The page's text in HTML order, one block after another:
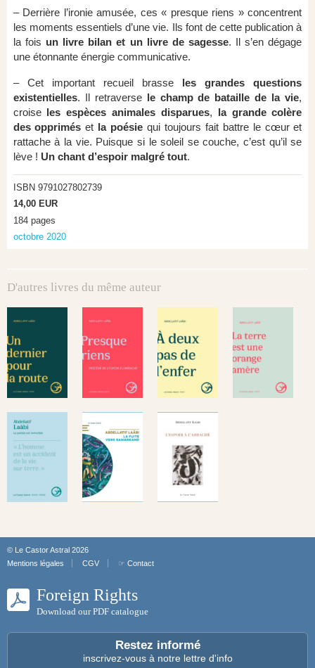
– Derrière l’ironie amusée, ces « presque riens » concentrent
les moments essentiels d’une vie. Ils font de cette publication à
la fois un livre bilan et un livre de sagesse. Il s’en dégage
une étonnante énergie communicative.
– Cet important recueil brasse les grandes questions
existentielles. Il retraverse le champ de bataille de la vie,
croise les espèces animales disparues, la grande colère
des opprimés et la poésiequi toujours fait battre le cœur et
rattache à la vie. Puisque si le soleil se couche, c’est qu’il se
lève ! Un chant d’espoir malgré tout.
ISBN 9791027802739
14,00 EUR
184 pages
octobre 2020
D'autres livres du même auteur
© Le Castor Astral 2026
Mentions légales
CGV ☞ Contact
Foreign Rights
Download our PDF catalogue
Restez informé
inscrivez-vous à notre lettre d'info